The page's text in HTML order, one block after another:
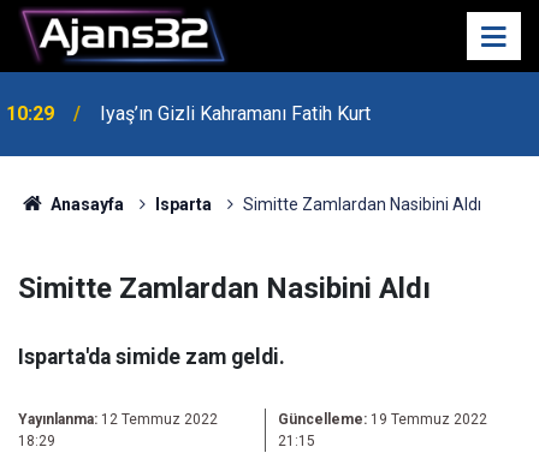
10:29 Iyaş’ın Gizli Kahramanı Fatih Kurt
00:52 Isparta'da Asker Eğlencesinde Kavga Çıktı
Anasayfa Isparta Simitte Zamlardan Nasibini Aldı
Simitte Zamlardan Nasibini Aldı
Isparta'da simide zam geldi.
Yayınlanma: 12 Temmuz 2022
18:29
Güncelleme:19 Temmuz 2022
21:15